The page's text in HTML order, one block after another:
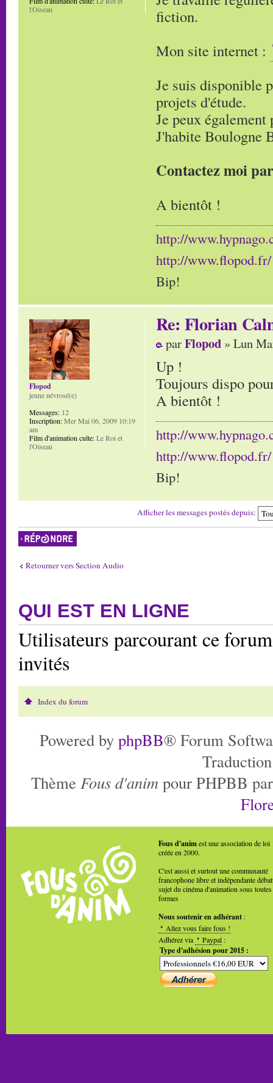
fiction.
Mon site internet :
Je suis disponible
projets d'étude.
Je peux
J'habite Boulogne
Contactez moi
A bientôt !
http://
http://www.flopod.fr/
Bip!
l'Oiseau
Re: Florian
parFlopod » Lun
Up !
Toujours dispo
A bientôt !
http://
http://www.flopod.fr/
Bip!
Flopod
jeune névrosé(e)
Messages: 12
Inscription:Mer Mai 06, 2009 10:19
am
Film d'animation culte:Le Roi et
l'Oiseau
Afficher les messages postés depuis:
Répondre
Retourner vers Section Audio
QUI EST EN LIGNE
Utilisateurs parcourant ce
invités
Index du forum
Powered by phpBB® Forum
Thème Fous d'anim pour PHPBB
Fous d'animest une association de loi
créée en 2000.
C'est aussi et surtout une communauté
francophone libre et indépendante
sujet du cinéma d'animation sous toutes
formes
Nous soutenir en adhérant :
Allez vous faire fous !
Adhérez via
Paypal :
Type d'adhésion pour 2015 :